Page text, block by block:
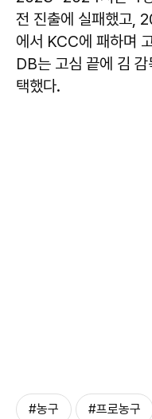
전 진출에 실패했고,
에서 KCC에 패하며
DB는 고심 끝에 김
택했다.
#농구 #프로농구